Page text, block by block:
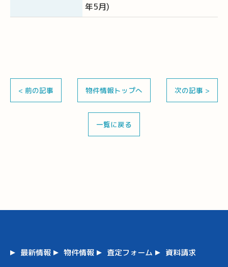
年5月)
< 前の記事 物件情報トップへ 次の記事 >
一覧に戻る
最新情報 物件情報 査定フォーム 資料請求